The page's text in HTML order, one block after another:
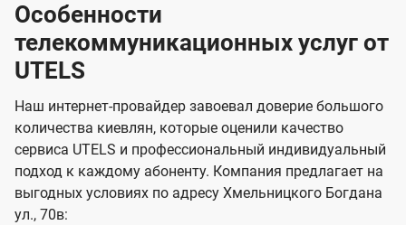
Особенности
телекоммуникационных услуг от
UTELS
Наш интернет-провайдер завоевал доверие большого
количества киевлян, которые оценили качество
сервиса UTELS и профессиональный индивидуальный
подход к каждому абоненту. Компания предлагает на
выгодных условиях по адресу Хмельницкого Богдана
ул., 70в: